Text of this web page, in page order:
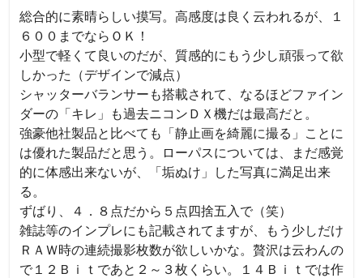
総合的に素晴らしい摸写。高感度は良く云われるが、１
６００までならＯＫ！
小型で軽くて良いのだが、質感的にもう少し頑張って欲
しかった（デザインで減点）
シャッターバランサーも搭載されて、なるほどファイン
ダーの「キレ」も過去ニコンＤＸ機だは最高だと。
強豪他社製品と比べても「静止画を綺麗に撮る」ことに
は優れた製品だと思う。ローパスについては、まだ感覚
的に体感出来ないが、「垢ぬけ」した写真に満足出来
る。
ずばり、４．８点だから５点四捨五入で（笑）
雑誌等のインプレにも記載されてますが、もう少しだけ
ＲＡＷ時の連続撮影枚数が欲しいかな。贅沢は云わんの
で１２Ｂｉｔであと２～３枚くらい。１４Ｂｉｔでは作